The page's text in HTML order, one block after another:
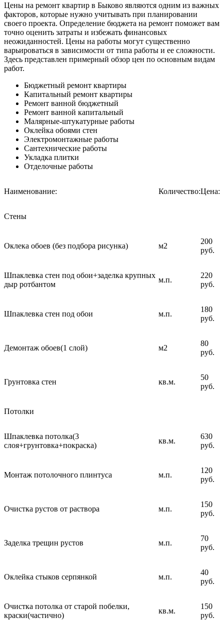
Цены на ремонт квартир в Быково являются одним из важных
факторов, которые нужно учитывать при планировании
своего проекта. Определение бюджета на ремонт поможет вам
точно оценить затраты и избежать финансовых
неожиданностей. Цены на работы могут существенно
варьироваться в зависимости от типа работы и ее сложности.
Здесь представлен примерный обзор цен по основным видам
работ.
Бюджетный ремонт квартиры
Капитальный ремонт квартиры
Ремонт ванной бюджетный
Ремонт ванной капитальный
Малярные-штукатурные работы
Оклейка обоями стен
Электромонтажные работы
Сантехнические работы
Укладка плитки
Отделочные работы
Наименование: Количество:Цена:
Стены
Оклека обоев (без подбора рисунка) м2
200
руб.
Шпаклевка стен под обои+заделка крупных
дыр ротбантом
м.п.
220
руб.
Шпаклевка стен под обои м.п.
180
руб.
Демонтаж обоев(1 слой) м2
80
руб.
Грунтовка стен кв.м.
50
руб.
Потолки
Шпаклевка потолка(3
слоя+грунтовка+покраска)
кв.м.
630
руб.
Монтаж потолочного плинтуса м.п.
120
руб.
Очистка рустов от раствора м.п.
150
руб.
Заделка трещин рустов м.п.
70
руб.
Оклейка стыков серпянкой м.п.
40
руб.
Очистка потолка от старой побелки,
краски(частично)
кв.м.
150
руб.